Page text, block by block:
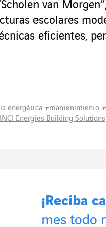
van
escolares
eficientes,
energética #mantenimiento #
Energies Building Solutions
¡Reciba
mes todo